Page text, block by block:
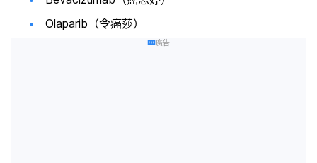
Olaparib（令癌莎）
廣告